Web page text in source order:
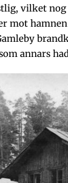
vilket nog
mot
annars